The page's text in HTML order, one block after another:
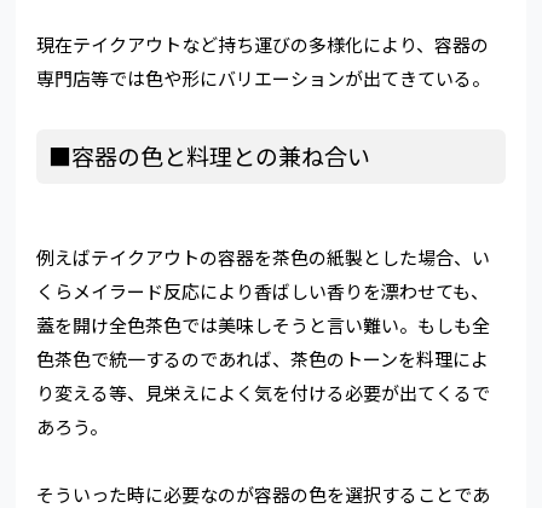
現在テイクアウトなど持ち運びの多様化により、容器の
専門店等では色や形にバリエーションが出てきている。
■容器の色と料理との兼ね合い
例えばテイクアウトの容器を茶色の紙製とした場合、い
くらメイラード反応により香ばしい香りを漂わせても、
蓋を開け全色茶色では美味しそうと言い難い。もしも全
色茶色で統一するのであれば、茶色のトーンを料理によ
り変える等、見栄えによく気を付ける必要が出てくるで
あろう。
そういった時に必要なのが容器の色を選択することであ